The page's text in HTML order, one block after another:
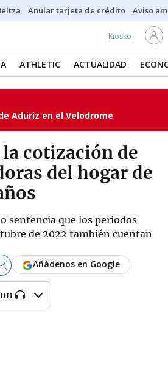
Anular tarjeta de crédito Aviso
Kiosko
ATHLETIC ACTUALIDAD
Aduriz en el Velodrome
la cotización de
del hogar de
sentencia que los periodos
de 2022 también cuentan
Añádenos en Google